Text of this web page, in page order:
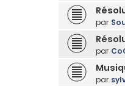
par
par
par